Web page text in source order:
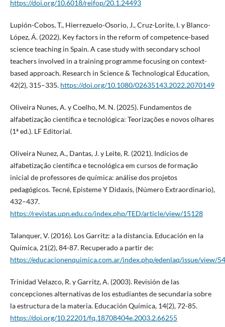
https://doi.org/10.6018/reifop/20.1.24493
Lupión-Cobos, T., Hierrezuelo-Osorio, J., Cruz-Lorite, I. y Blanco-
López, Á. (2022). Key factors in the reform of competence-based
science teaching in Spain. A case study with secondary school
teachers involved in a training programme focusing on context-
based approach. Research in Science & Technological Education,
42(2), 315–335. https://doi.org/10.1080/02635143.2022.2070149
Oliveira Nunes, A. y Coelho, M. N. (2025). Fundamentos de
alfabetização científica e tecnológica: Teorizações e novos olhares
(1ª ed.). LF Editorial.
Oliveira Nunez, A., Dantas, J. y Leite, R. (2021). Indícios de
alfabetização científica e tecnológica em cursos de formação
inicial de professores de química: análise dos projetos
pedagógicos. Tecné, Episteme Y Didaxis, (Número Extraordinario),
432–437.
https://revistas.upn.edu.co/index.php/TED/article/view/15128
Talanquer, V. (2016). Los Garritz: a la distancia. Educación en la
Química, 21(2), 84-87. Recuperado a partir de:
https://educacionenquimica.com.ar/index.php/edenlaq/issue/view/54
Trinidad Velazco, R. y Garritz, A. (2003). Revisión de las
concepciones alternativas de los estudiantes de secundaria sobre
la estructura de la materia. Educación Química, 14(2), 72-85.
https://doi.org/10.22201/fq.18708404e.2003.2.66255